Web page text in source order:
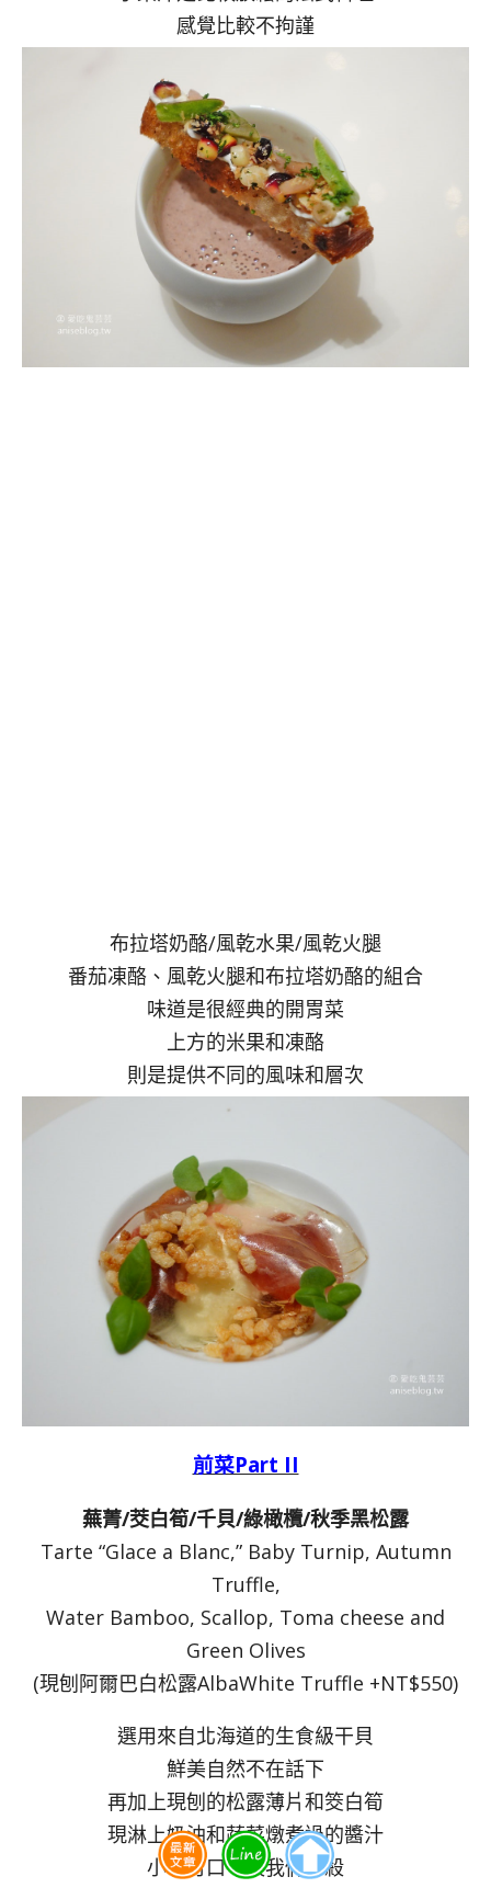
感覺比較不拘謹
布拉塔奶酪/風乾水果/風乾火腿
番茄凍酪、風乾火腿和布拉塔奶酪的組合
味道是很經典的開胃菜
上方的米果和凍酪
則是提供不同的風味和層次
前菜Part II
蕪菁/茭白筍/千貝/綠橄欖/秋季黑松露
Tarte “Glace a Blanc,” Baby Turnip, Autumn
Truffle,
Water Bamboo, Scallop, Toma cheese and
Green Olives
(現刨阿爾巴白松露AlbaWhite Truffle +NT$550)
選用來自北海道的生食級干貝
鮮美自然不在話下
再加上現刨的松露薄片和筊白筍
現淋上奶油和蔬菜燉煮過的醬汁
小巧可口，被我們秒殺